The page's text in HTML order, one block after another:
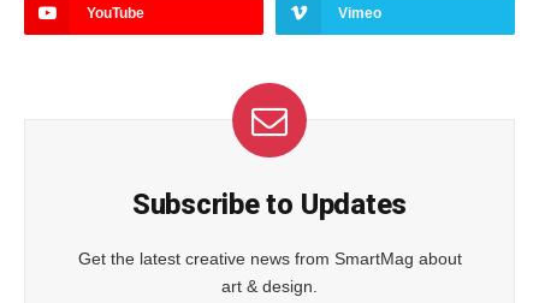
YouTube Vimeo
Subscribe to Updates
Get the latest creative news from SmartMag about
art & design.